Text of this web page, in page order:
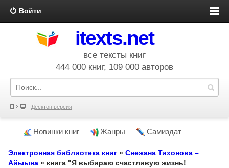
Войти
itexts.net
все тексты книг
444 000 книг, 109 000 авторов
Десктоп версия
Новинки книг Жанры Самиздат
Электронная библиотека книг » Снежана Тихонова –
Айыына » книга "Я выбираю счастливую жизнь!